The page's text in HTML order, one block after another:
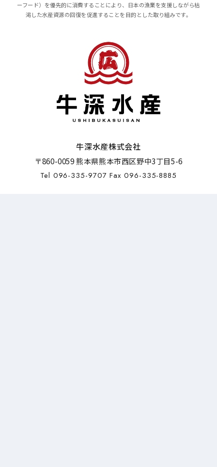
ーフード）を優先的に消費することにより、日本の漁業を支援しながら枯
渇した水産資源の回復を促進することを目的とした取り組みです。
牛深水産株式会社
〒860-0059 熊本県熊本市西区野中3丁目5-6
Tel 096-335-9707 Fax 096-335-8885